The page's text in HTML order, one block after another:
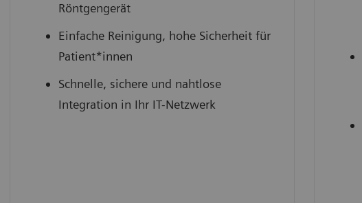
Röntgengerät
Einfache Reinigung, hohe Sicherheit für
Patient*innen
Schnelle, sichere und nahtlose
Integration in Ihr IT-Netzwerk